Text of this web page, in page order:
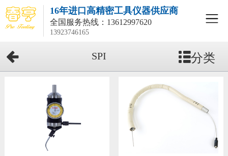
16年进口高精密工具仪器供应商
全国服务热线： 13612997620
13923746165
SPI 分类